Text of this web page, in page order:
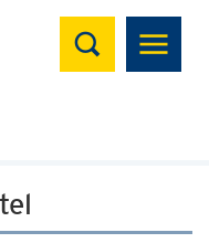
Suchen